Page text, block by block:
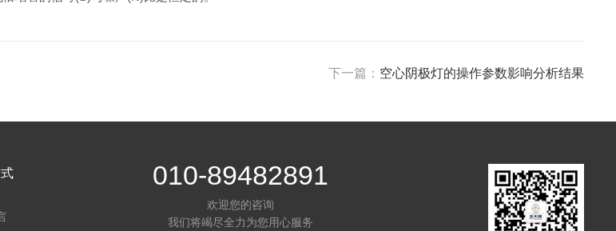
下一篇： 空心阴极灯的操作参数影响分析结果
010-89482891
欢迎您的咨询
我们将竭尽全力为您用心服务